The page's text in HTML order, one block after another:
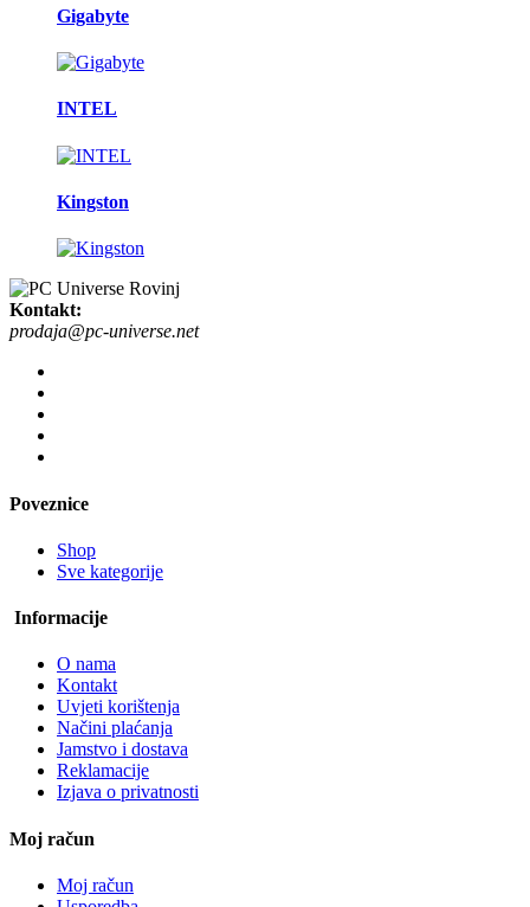
Gigabyte
INTEL
Kingston
Kontakt:
prodaja@pc-universe.net
Poveznice
Shop
Sve kategorije
Informacije
O nama
Kontakt
Uvjeti korištenja
Načini plaćanja
Jamstvo i dostava
Reklamacije
Izjava o privatnosti
Moj račun
Moj račun